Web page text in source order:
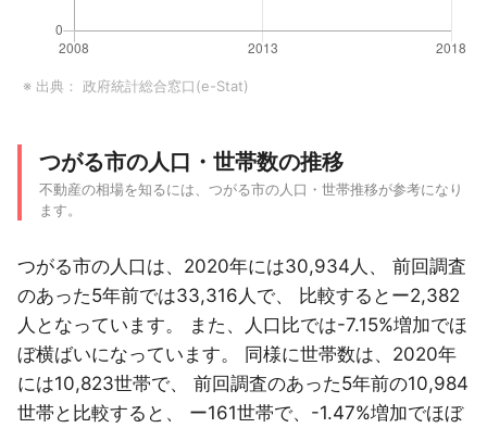
※ 出典： 政府統計総合窓口(e-Stat)
つがる市の人口・世帯数の推移
不動産の相場を知るには、つがる市の人口・世帯推移が参考になり
ます。
つがる市の人口は、2020年には30,934人、 前回調査
のあった5年前では33,316人で、 比較するとー2,382
人となっています。 また、人口比では-7.15%増加でほ
ぼ横ばいになっています。 同様に世帯数は、2020年
には10,823世帯で、 前回調査のあった5年前の10,984
世帯と比較すると、 ー161世帯で、-1.47%増加でほぼ